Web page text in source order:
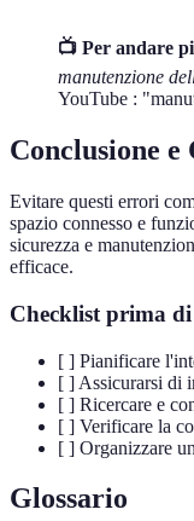
📺 Per andare
manutenzione
YouTube :
Conclusione e
Evitare questi errori
spazio connesso e
sicurezza e
efficace.
Checklist prima
[ ] Pianificare
[ ] Assicurarsi di
[ ] Ricercare e
[ ] Verificare la
[ ] Organizzare
Glossario